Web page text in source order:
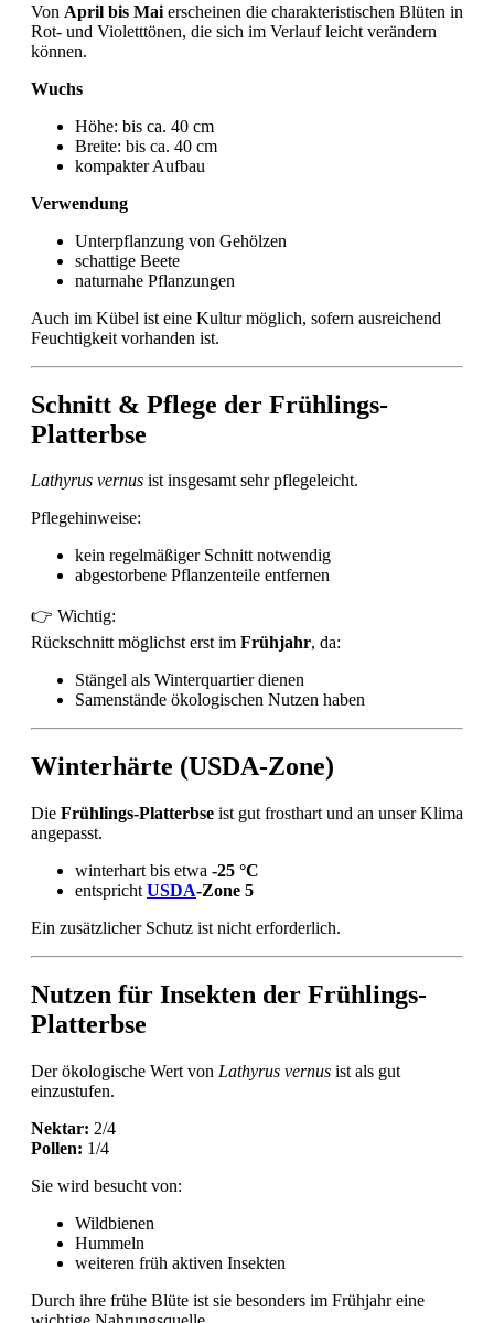
Von April bis Mai erscheinen die charakteristischen Blüten in
Rot- und Violetttönen, die sich im Verlauf leicht verändern
können.
Wuchs
Höhe: bis ca. 40 cm
Breite: bis ca. 40 cm
kompakter Aufbau
Verwendung
Unterpflanzung von Gehölzen
schattige Beete
naturnahe Pflanzungen
Auch im Kübel ist eine Kultur möglich, sofern ausreichend
Feuchtigkeit vorhanden ist.
Schnitt & Pflege der Frühlings-
Platterbse
Lathyrus vernus ist insgesamt sehr pflegeleicht.
Pflegehinweise:
kein regelmäßiger Schnitt notwendig
abgestorbene Pflanzenteile entfernen
👉 Wichtig:
Rückschnitt möglichst erst im Frühjahr, da:
Stängel als Winterquartier dienen
Samenstände ökologischen Nutzen haben
Winterhärte (USDA-Zone)
Die Frühlings-Platterbse ist gut frosthart und an unser Klima
angepasst.
winterhart bis etwa -25 °C
entspricht USDA-Zone 5
Ein zusätzlicher Schutz ist nicht erforderlich.
Nutzen für Insekten der Frühlings-
Platterbse
Der ökologische Wert von Lathyrus vernus ist als gut
einzustufen.
Nektar: 2/4
Pollen: 1/4
Sie wird besucht von:
Wildbienen
Hummeln
weiteren früh aktiven Insekten
Durch ihre frühe Blüte ist sie besonders im Frühjahr eine